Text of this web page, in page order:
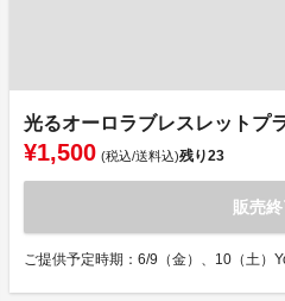
光るオーロラブレスレットプ
¥1,500 (税込/送料込)残り23
販売終
ご提供予定時期：6/9（金）、10（土）